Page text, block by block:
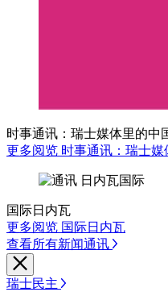
时事通讯：瑞士媒体里的中
更多阅览 时事通讯：瑞士媒
国际日内瓦
更多阅览 国际日内瓦
查看所有新闻通讯
瑞士民主